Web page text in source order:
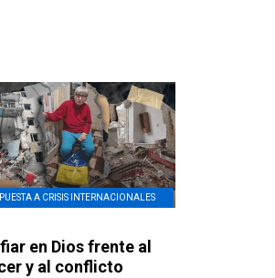
A CRISIS INTERNACIONALES
en Dios frente al
y al conflicto